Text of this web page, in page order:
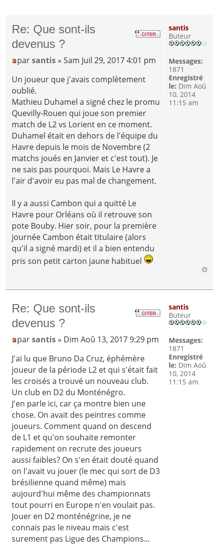
Re: Que sont-ils
devenus ?
parsantis » Sam Juil 29, 2017 4:01 pm
Un joueur que j'avais complètement
oublié.
Mathieu Duhamel a signé chez le promu
Quevilly-Rouen qui joue son premier
match de L2 vs Lorient en ce moment.
Duhamel était en dehors de l'équipe du
Havre depuis le mois de Novembre (2
matchs joués en Janvier et c'est tout). Je
ne sais pas pourquoi. Mais Le Havre a
l'air d'avoir eu pas mal de changement.
Il y a aussi Cambon qui a quitté Le
Havre pour Orléans où il retrouve son
pote Bouby. Hier soir, pour la première
journée Cambon était titulaire (alors
qu'il a signé mardi) et il a bien entendu
pris son petit carton jaune habituel
santis
Buteur
Messages:
1871
Enregistré
le: Dim Aoû
10, 2014
11:15 am
Re: Que sont-ils
devenus ?
parsantis» Dim Aoû 13, 2017 9:29 pm
J'ai lu que Bruno Da Cruz, éphémère
joueur de la période L2 et qui s'était fait
les croisés a trouvé un nouveau club.
Un club en D2 du Monténégro.
J'en parle ici, car ça montre bien une
chose. On avait des peintres comme
joueurs. Comment quand on descend
de L1 et qu'on souhaite remonter
rapidement on recrute des joueurs
aussi faibles? On s'en était douté quand
on l'avait vu jouer (le mec qui sort de D3
brésilienne quand même) mais
aujourd'hui même des championnats
tout pourri en Europe n'en voulait pas.
Jouer en D2 monténégrine, je ne
connais pas le niveau mais c'est
surement pas Ligue des Champions...
santis
Buteur
Messages:
1871
Enregistré
le: Dim Aoû
10, 2014
11:15 am